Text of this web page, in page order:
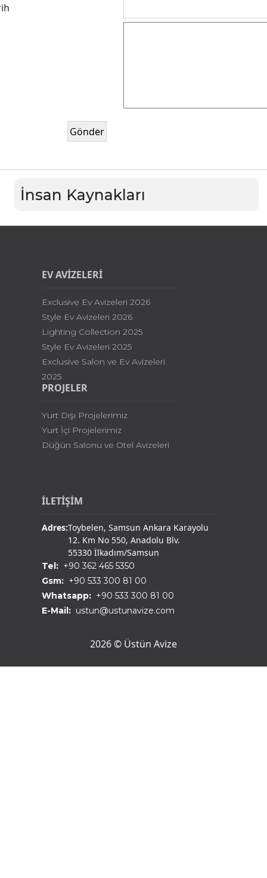
İnsan Kaynakları
EV AVİZELERİ
Exclusive Ev Avizeleri 2026
Style Ev Avizeleri 2026
Lighting Collection 2025
Style Ev Avizeleri 2025
Exclusive Salon ve Ev Avizeleri
2025
PROJELER
Yurt Dışı Projelerimiz
Yurt İçi Projelerimiz
Düğün Salonu ve Otel Avizeleri
İLETİŞİM
Adres:Toybelen, Samsun Ankara Karayolu
12. Km No 550, Anadolu Blv.
55330 İlkadım/Samsun
Tel: +90 362 465 5350
Gsm: +90 533 300 81 00
Whatsapp: +90 533 300 81 00
E-Mail: ustun@ustunavize.com
2026 © Üstün Avize